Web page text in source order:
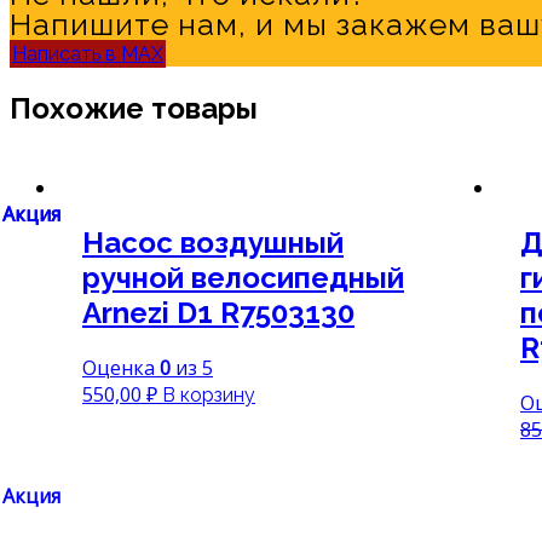
Напишите нам, и мы закажем
Написать в MAX
Похожие товары
Насос воздушный
ручной велосипедный
Arnezi D1 R7503130
Оценка 0 из 5
550,00 ₽ В корзину
Акция
Акция
Акция